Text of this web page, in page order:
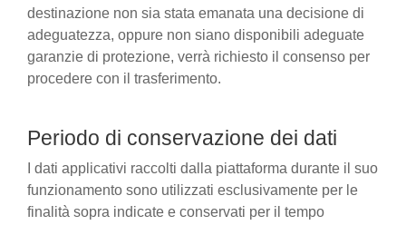
destinazione non sia stata emanata una decisione di
adeguatezza, oppure non siano disponibili adeguate
garanzie di protezione, verrà richiesto il consenso per
procedere con il trasferimento.
Periodo di conservazione dei dati
I dati applicativi raccolti dalla piattaforma durante il suo
funzionamento sono utilizzati esclusivamente per le
finalità sopra indicate e conservati per il tempo